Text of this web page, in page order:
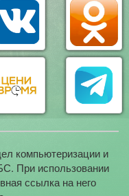
компьютеризации и
При использовании
ссылка на него